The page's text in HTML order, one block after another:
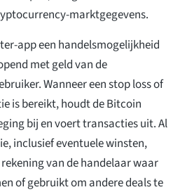
marktgegevens.
app een handelsmogelijkheid
met geld van de
Wanneer een stop loss of
is bereikt, houdt de Bitcoin
bij en voert transacties uit. Al
inclusief eventuele winsten,
van de handelaar waar
of gebruikt om andere deals te